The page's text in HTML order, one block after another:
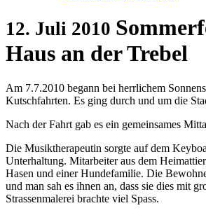
12. Juli 2010
Haus an der Trebel
Am 7.7.2010 begann bei herrlichem
Kutschfahrten. Es ging durch und um die
Nach der Fahrt gab es ein gemeinsames
Die Musiktherapeutin sorgte auf dem
Unterhaltung. Mitarbeiter aus dem
Hasen und einer Hundefamilie. Die
und man sah es ihnen an, dass sie dies mit
Strassenmalerei brachte viel Spass.